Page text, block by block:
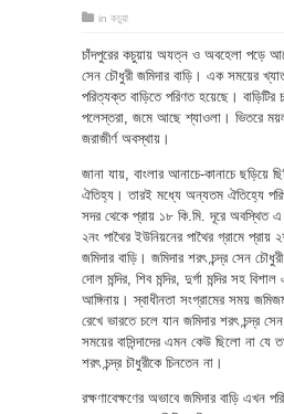
in কচুয়া
চাঁদপুরের কচুয়ায় অযত্ন ও অবহেলা পড়ে
সেন চৌধুরী জমিদার বাড়ি। এক সময়ের
পরিত্যক্ত বাড়িতে পরিণত হয়েছে। বাড়িটির
পলেস্তরা, জমে আছে শ্যাওলা। ভিতরে
জরাজীর্ণ অবস্থায়।
জানা যায়, বাংলার আনাচে-কানাচে ছড়িয়ে
ঐতিহ্য। তারই মধ্যে অন্যতম ঐতিহ্যে
সদর থেকে প্রায় ১৮ কি.মি. দূরে অবস্থিত এ
২নং পাথৈর ইউনিয়নের পাথৈর গ্রামে প্রায়
জমিদার বাড়ি। জমিদার শরৎ চন্দ্র সেন
দোল মন্দির, শিব মন্দির, দুর্গা মন্দির সহ
আঙ্গিনায়। স্বাধীনতা সংগ্রামের সময়
রেখে ভারতে চলে যান জমিদার শরৎ চন্দ্র
সময়ের বাসিন্দাদের এমন কেউ ছিলো না যে
শরৎ চন্দ্র চৗধুরীকে চিনতেন না।
রক্ষণাবেক্ষণের অভাবে জমিদার বাড়ি এখন